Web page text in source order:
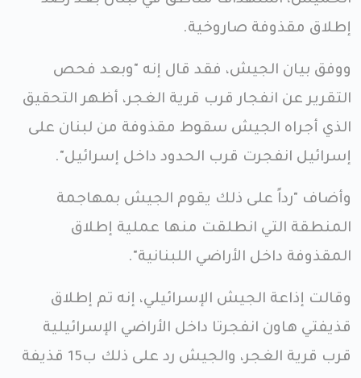
إطلاق مقذوفة صاروخية.
ووفق بيان الجيش، فقد قال إنه "وبعد فحص
التقرير عن انفجار قرب قرية الغجر، أظهر التحقيق
الذي أجراه الجيش سقوط مقذوفة من لبنان على
إسرائيل انفجرت قرب الحدود داخل إسرائيل".
وأضاف "رداً على ذلك يقوم الجيش بمهاجمة
المنطقة التي انطلقت منها عملية إطلاق
المقذوفة داخل الأراضي اللبنانية".
وقالت إذاعة الجيش الإسرائيلي، إنه تم إطلاق
قذيفتي هاون انفجرتا داخل الأراضي الإسرائيلية
قرب قرية الغجر، والجيش رد على ذلك ب15 قذيفة